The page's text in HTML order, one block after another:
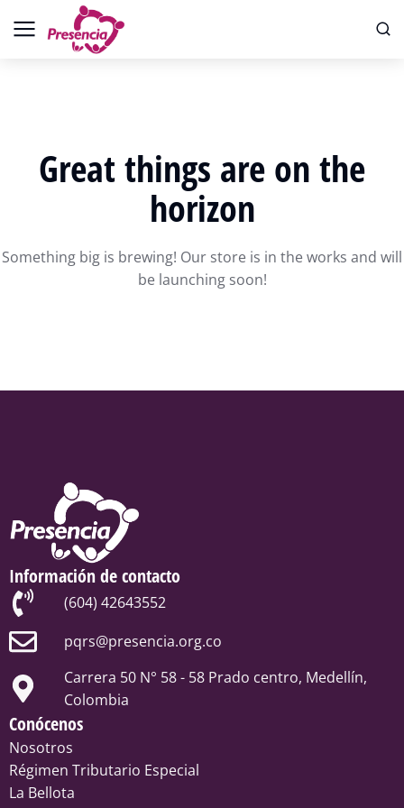
Great things are on the
horizon
Something big is brewing! Our store is in the works and will
be launching soon!
Información de contacto
(604) 42643552
pqrs@presencia.org.co
Carrera 50 N° 58 - 58 Prado centro, Medellín,
Colombia
Conócenos
Nosotros
Régimen Tributario Especial
La Bellota